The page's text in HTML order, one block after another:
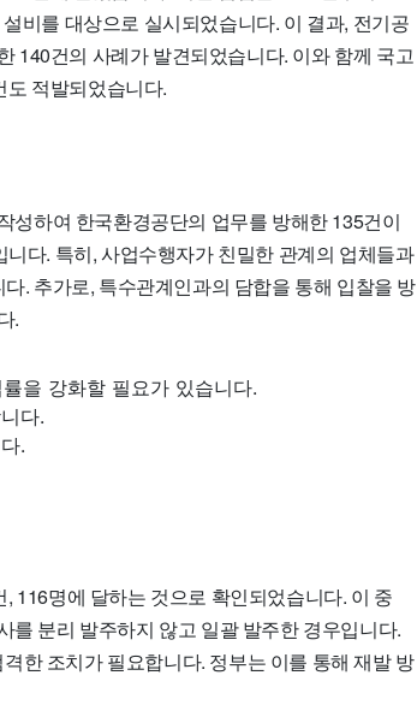
비를 대상으로 실시되었습니다. 이 결과, 전기공
140건의 사례가 발견되었습니다. 이와 함께 국고
적발되었습니다.
성하여 한국환경공단의 업무를 방해한 135건이
다. 특히, 사업수행자가 친밀한 관계의 업체들과
. 추가로, 특수관계인과의 담합을 통해 입찰을 방
.
을 강화할 필요가 있습니다.
다.
.
, 116명에 달하는 것으로 확인되었습니다. 이 중
를 분리 발주하지 않고 일괄 발주한 경우입니다.
한 조치가 필요합니다. 정부는 이를 통해 재발 방